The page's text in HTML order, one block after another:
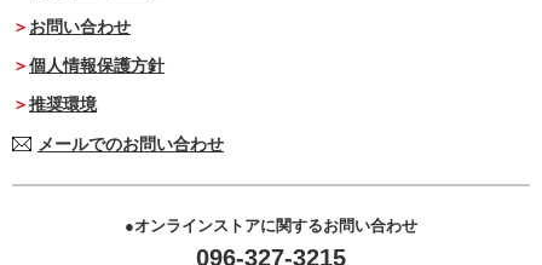
お問い合わせ
個人情報保護方針
推奨環境
メールでのお問い合わせ
オンラインストアに関するお問い合わせ
096-327-3215